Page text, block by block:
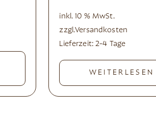
inkl. 10 % MwSt.
zzgl.Versandkosten
Lieferzeit:2-4 Tage
WEITERLESEN